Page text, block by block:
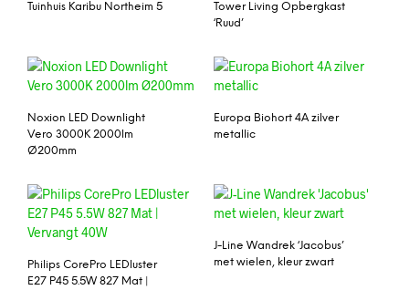
Tuinhuis Karibu Northeim 5
Tower Living Opbergkast
‘Ruud’
Noxion LED Downlight
Vero 3000K 2000lm
Ø200mm
Europa Biohort 4A zilver
metallic
Philips CorePro LEDluster
E27 P45 5.5W 827 Mat |
J-Line Wandrek ‘Jacobus’
met wielen, kleur zwart